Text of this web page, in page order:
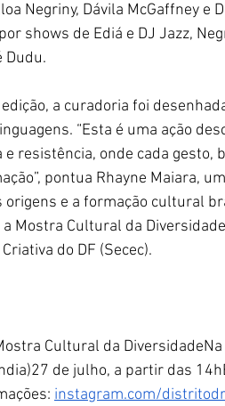
Negriny, Dávila McGaffney
shows de Ediá e DJ Jazz,
Dudu.
a curadoria foi
“Esta é uma ação
e resistência, onde cada
pontua Rhayne Maiara,
origens e a formação cultural
Mostra Cultural da
do DF (Secec).
Cultural da
de julho, a partir das
instagram.com/